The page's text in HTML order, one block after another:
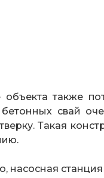
также
свай
Такая
насосная